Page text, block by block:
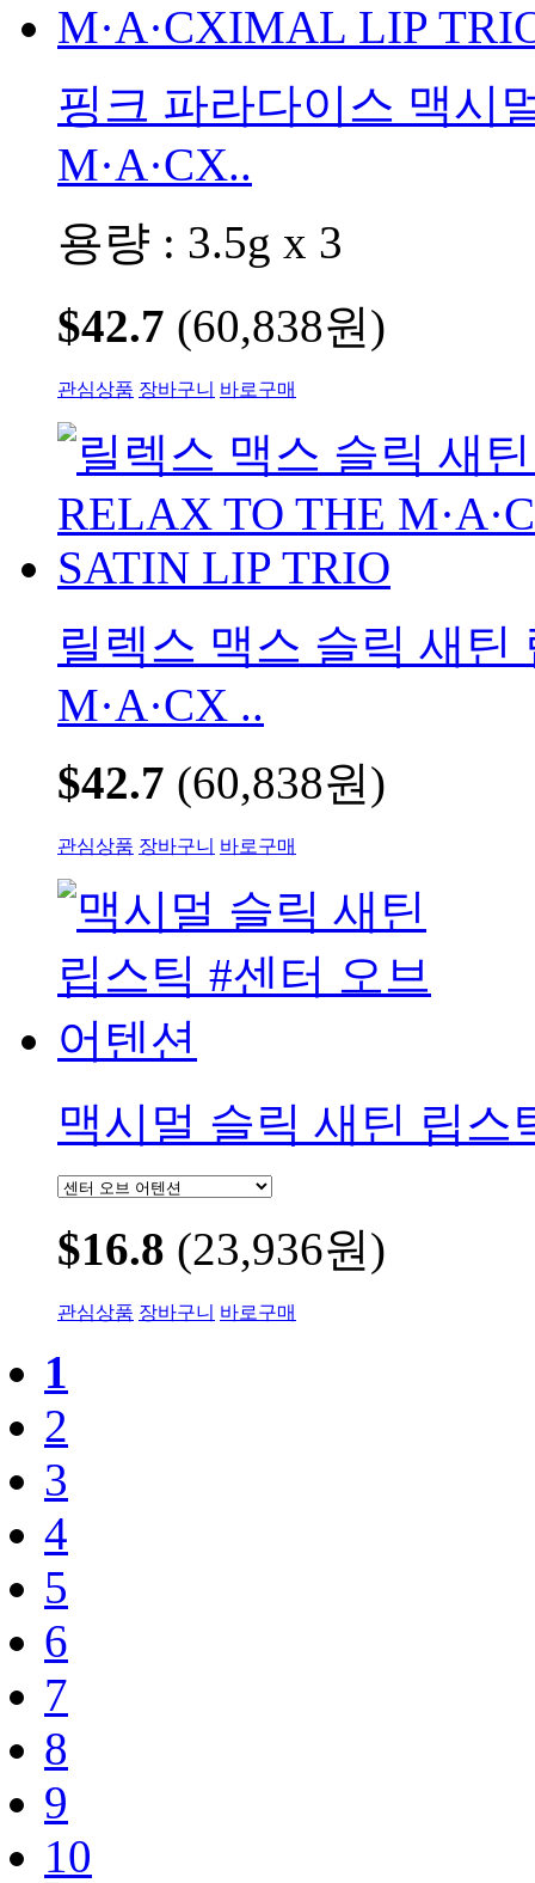
핑크 파라다이스 맥시
M·A·CX..
용량 : 3.5g x 3
$42.7 (60,838원)
관심상품 장바구니 바로구매
릴렉스 맥스 슬릭 새틴
M·A·CX ..
$42.7 (60,838원)
관심상품 장바구니 바로구매
맥시멀 슬릭 새틴 립스
$16.8 (23,936원)
관심상품 장바구니 바로구매
1
2
3
4
5
6
7
8
9
10